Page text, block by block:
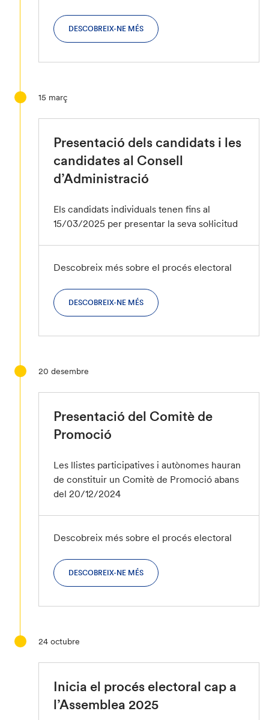
DESCOBREIX-NE MÉS
15 març
Presentació dels candidats i les
candidates al Consell
d’Administració
Els candidats individuals tenen fins al
15/03/2025 per presentar la seva sol·licitud
Descobreix més sobre el procés electoral
DESCOBREIX-NE MÉS
20 desembre
Presentació del Comitè de
Promoció
Les llistes participatives i autònomes hauran
de constituir un Comitè de Promoció abans
del 20/12/2024
Descobreix més sobre el procés electoral
DESCOBREIX-NE MÉS
24 octubre
Inicia el procés electoral cap a
l’Assemblea 2025